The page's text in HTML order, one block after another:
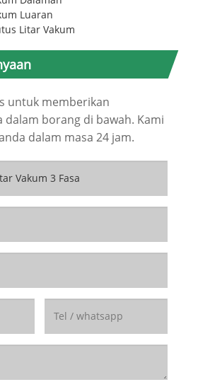
Luaran
Litar Vakum
untuk memberikan
dalam borang di bawah. Kami
dalam masa 24 jam.